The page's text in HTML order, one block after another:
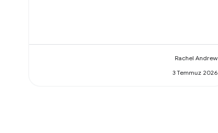
Rachel Andrew
3 Temmuz 2026